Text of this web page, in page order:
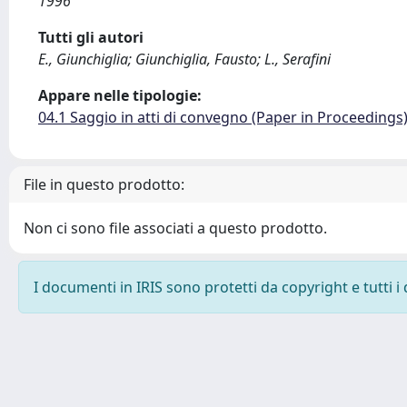
Tutti gli autori
E., Giunchiglia; Giunchiglia, Fausto; L., Serafini
Appare nelle tipologie:
04.1 Saggio in atti di convegno (Paper in Proceedings)
File in questo prodotto:
Non ci sono file associati a questo prodotto.
I documenti in IRIS sono protetti da copyright e tutti